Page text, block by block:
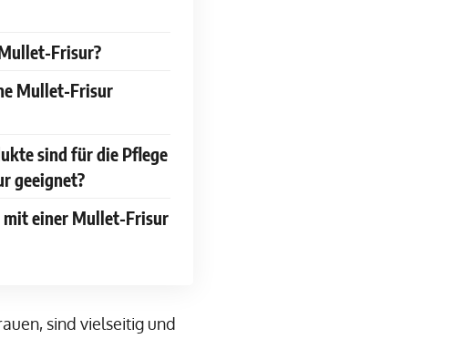
Frisur?
Mullet-Frisur
sind für die Pflege
geeignet?
mit einer Mullet-Frisur
sind vielseitig und